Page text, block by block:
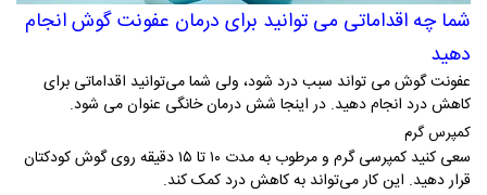
شما چه اقداماتی می توانید برای درمان عفونت گوش انجام
دهید
عفونت گوش می‌ تواند سبب درد شود، ولی شما می‌توانید اقداماتی برای
کاهش درد انجام دهید. در اینجا شش درمان خانگی عنوان می‌ شود.
کمپرس گرم
سعی کنید کمپرسی گرم و مرطوب به مدت ۱۰ تا ۱۵ دقیقه روی گوش کودکتان
قرار دهید. این کار می‌تواند به کاهش درد کمک کند.